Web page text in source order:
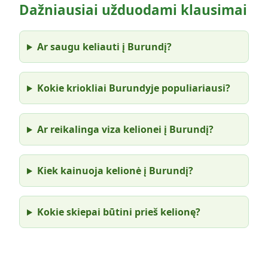
Dažniausiai užduodami klausimai
Ar saugu keliauti į Burundį?
Kokie kriokliai Burundyje populiariausi?
Ar reikalinga viza kelionei į Burundį?
Kiek kainuoja kelionė į Burundį?
Kokie skiepai būtini prieš kelionę?